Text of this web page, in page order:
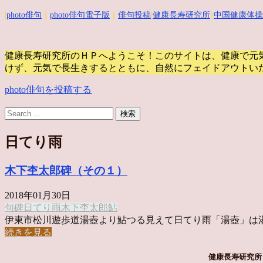
photo俳句 photo俳句電子版 俳句投稿 健康長寿研究所 中国健康体操
健康長寿研究所のＨＰへようこそ！このサイトは、健康で
けず、元気で長生きするとともに、自然にフェイドアウトい
photo俳句を投稿する
日てり雨
木下杢太郎碑（その１）
2018年01月30日
句碑 日てり雨木下杢太郎鮎
伊東市松川遊歩道湯壺より鮎つる見えて日てり雨「湯壺」は
続きを見る
健康長寿研究